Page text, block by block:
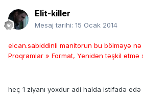
Elit-killer
Mesaj tarihi: 15 Ocak 2014
elcan.sabiddinli manitorun bu bölməyə nə
Proqramlar » Format, Yenidən təşkil etmə
heç 1 ziyanı yoxdur adi halda istifadə edə